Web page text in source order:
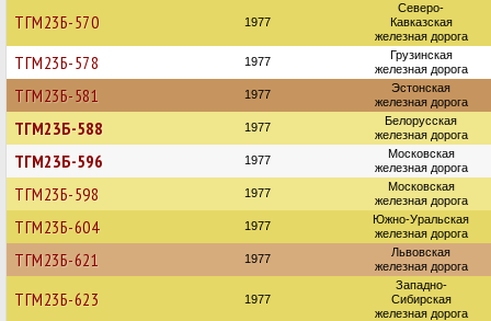
ТГМ23Б-570 1977
Северо-
Кавказская
железная дорога
ТГМ23Б-578 1977
Грузинская
железная дорога
ТГМ23Б-581 1977
Эстонская
железная дорога
ТГМ23Б-588 1977
Белорусская
железная дорога
ТГМ23Б-596 1977
Московская
железная дорога
ТГМ23Б-598 1977
Московская
железная дорога
ТГМ23Б-604 1977
Южно-Уральская
железная дорога
ТГМ23Б-621 1977
Львовская
железная дорога
ТГМ23Б-623 1977
Западно-
Сибирская
железная дорога